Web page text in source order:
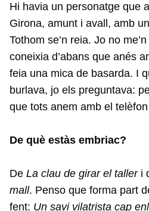
Hi havia un personatge que
Girona, amunt i avall, amb
Tothom se’n reia. Jo no
coneixia d’abans que anés
feia una mica de basarda. I
burlava, jo els preguntava:
que tots anem amb el
De què estàs embriac?
De La clau de girar el talleri
mall. Penso que forma part
fent: Un savi vilatrista cap